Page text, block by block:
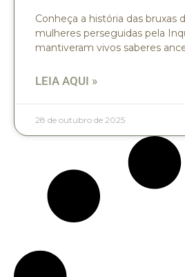
Conheça a história das bruxas
mulheres perseguidas pela
mantiveram vivos saberes
LEIA AQUI »
28 de outubro de 2025